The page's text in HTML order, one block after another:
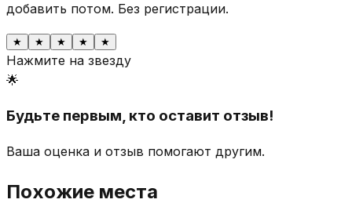
добавить потом. Без регистрации.
★ ★ ★ ★ ★
Нажмите на звезду
🌟
Будьте первым, кто оставит отзыв!
Ваша оценка и отзыв помогают другим.
Похожие места